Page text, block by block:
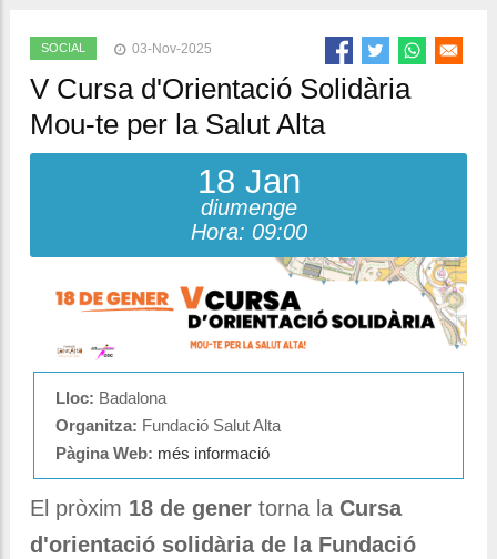
SOCIAL 03-Nov-2025
V Cursa d'Orientació Solidària
Mou-te per la Salut Alta
18 Jan
diumenge
Hora: 09:00
Lloc: Badalona
Organitza: Fundació Salut Alta
Pàgina Web: més informació
El pròxim 18 de gener torna la Cursa
d'orientació solidària de la Fundació